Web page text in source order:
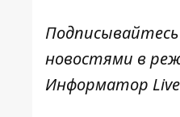
новостями в
Информатор Live